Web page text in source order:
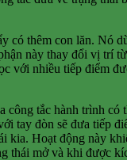
có thêm con lăn. Nó
này thay đổi vị trí
với nhiều tiếp điểm
công tắc hành trình có
tay đòn sẽ đưa tiếp
kia. Hoạt động này
thái mở và khi được